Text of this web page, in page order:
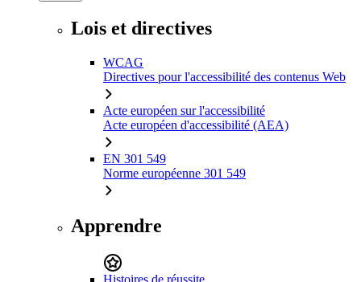
Lois et directives
WCAG
Directives pour l'accessibilité des contenus Web
Acte européen sur l'accessibilité
Acte européen d'accessibilité (AEA)
EN 301 549
Norme européenne 301 549
Apprendre